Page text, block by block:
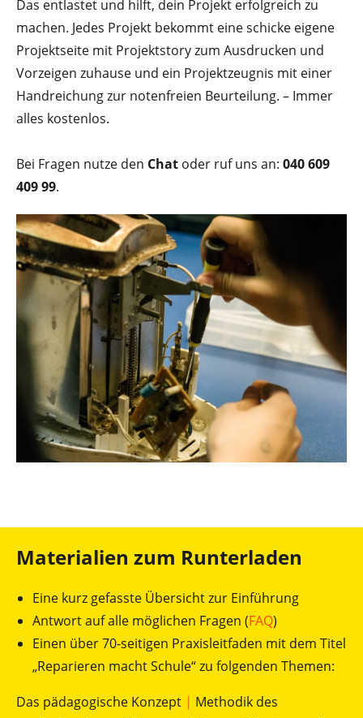
Das entlastet und hilft, dein Projekt erfolgreich zu
machen. Jedes Projekt bekommt eine schicke eigene
Projektseite mit Projektstory zum Ausdrucken und
Vorzeigen zuhause und ein Projektzeugnis mit einer
Handreichung zur notenfreien Beurteilung. – Immer
alles kostenlos.
Bei Fragen nutze den Chat oder ruf uns an: 040 609
409 99.
Materialien zum Runterladen
Eine kurz gefasste Übersicht zur Einführung
Antwort auf alle möglichen Fragen (FAQ)
Einen über 70-seitigen Praxisleitfaden mit dem Titel
„Reparieren macht Schule“ zu folgenden Themen:
Das pädagogische Konzept | Methodik des